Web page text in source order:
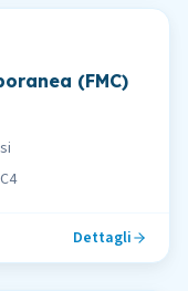
(FMC)
Dettagli